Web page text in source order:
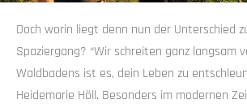
Doch worin liegt denn nun der Unterschied
Spaziergang? “Wir schreiten ganz langsam
Waldbadens ist es, dein Leben zu
Heidemarie Höll. Besonders im modernen